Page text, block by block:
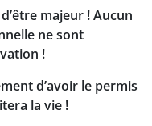
majeur ! Aucun
ne sont
!
d’avoir le permis
la vie !